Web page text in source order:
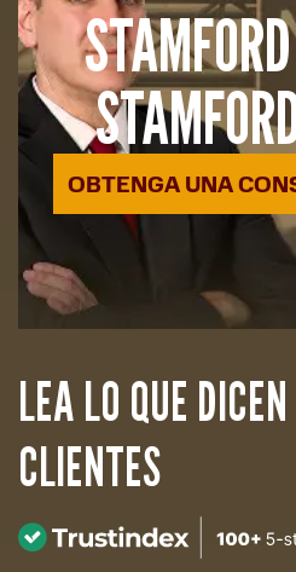
OBTENGA UNA
LEA LO QUE
CLIENTES